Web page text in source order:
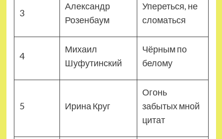
3
Александр
Розенбаум
Упереться, не
сломаться
4
Михаил
Шуфутинский
Чёрным по
белому
5 Ирина Круг
Огонь
забытых мной
цитат